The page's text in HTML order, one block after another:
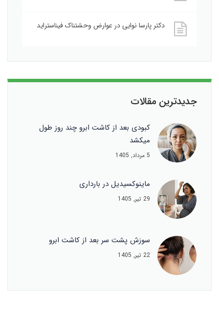
دکتر پارسا نواییدر عوارض وحشتناک فیناستراید
جدیدترین مقالات
کبودی بعد از کاشت ابرو چند روز طول
میکشد
5 مرداد, 1405
ماینوکسیدیل در بارداری
29 تیر, 1405
سوزش پشت سر بعد از کاشت ابرو
22 تیر, 1405